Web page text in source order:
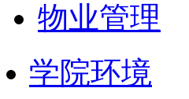
物业管理
学院环境